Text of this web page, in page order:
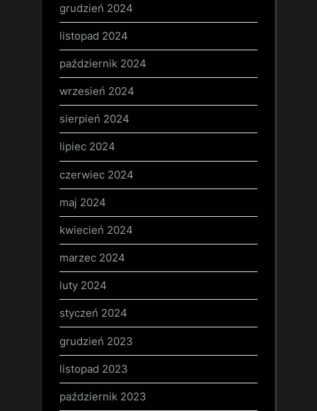
grudzień 2024
listopad 2024
październik 2024
wrzesień 2024
sierpień 2024
lipiec 2024
czerwiec 2024
maj 2024
kwiecień 2024
marzec 2024
luty 2024
styczeń 2024
grudzień 2023
listopad 2023
październik 2023